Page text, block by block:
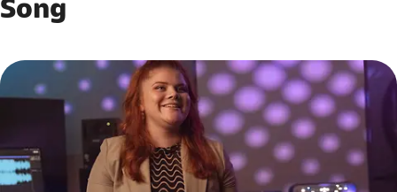
Song
Karussell mit 2 Elementen
Element 1 von 2